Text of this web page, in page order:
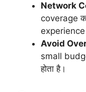
Network
coverage
experience
Avoid
small
होता है।